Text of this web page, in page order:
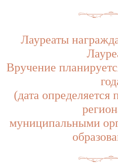
Лауреаты
Вручение
(дата определяется
муниципальными